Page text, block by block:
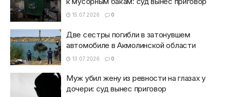
15.07.2026 0
Две сестры погибли в затонувшем
автомобиле в Акмолинской области
13.07.2026 0
Муж убил жену из ревности на глазах у
дочери: суд вынес приговор